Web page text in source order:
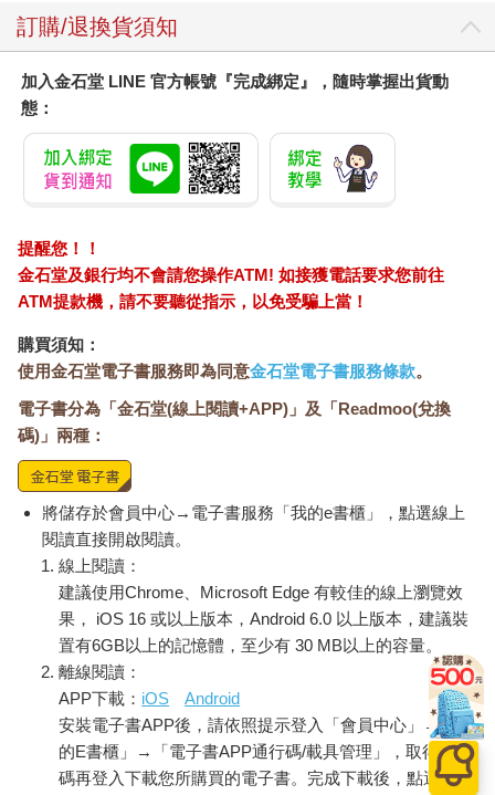
訂購/退換貨須知
加入金石堂 LINE 官方帳號『完成綁定』，隨時掌握出貨動
態：
提醒您！！
金石堂及銀行均不會請您操作ATM! 如接獲電話要求您前往
ATM提款機，請不要聽從指示，以免受騙上當！
購買須知：
使用金石堂電子書服務即為同意金石堂電子書服務條款。
電子書分為「金石堂(線上閱讀+APP)」及「Readmoo(兌換
碼)」兩種：
將儲存於會員中心→電子書服務「我的e書櫃」，點選線上
閱讀直接開啟閱讀。
線上閱讀：
建議使用Chrome、Microsoft Edge 有較佳的線上瀏覽效
果， iOS 16 或以上版本，Android 6.0 以上版本，建議裝
置有6GB以上的記憶體，至少有 30 MB以上的容量。
離線閱讀：
APP下載： iOS
Android
安裝電子書APP後，請依照提示登入「會員中心」→「我
的E書櫃」→「電子書APP通行碼/載具管理」，取得通行
碼再登入下載您所購買的電子書。完成下載後，點選任一